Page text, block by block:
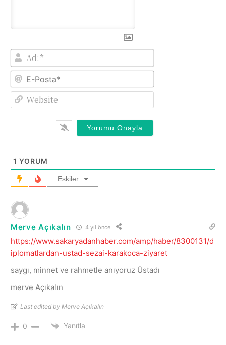
Ad:*
E-
1 YORUM
Eskiler
Merve Açıkalın 4 yıl önce
https://www.sakaryadanhaber.com/amp/haber/8300131/d
iplomatlardan-ustad-sezai-karakoca-ziyaret
saygı, minnet ve rahmetle anıyoruz Üstadı
merve Açıkalın
Last edited by Merve Açıkalın
0 Yanıtla